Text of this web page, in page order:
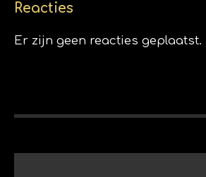
Reacties
Er zijn geen reacties geplaatst.